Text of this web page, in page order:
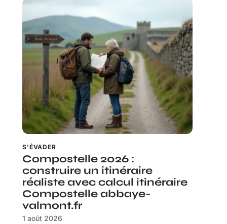
S'ÉVADER
Compostelle 2026 :
construire un itinéraire
réaliste avec calcul itinéraire
Compostelle abbaye-
valmont.fr
1 août 2026